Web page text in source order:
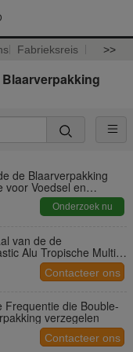
Fabrieksreis >>
de Blaarverpakking
voor Voedsel en
Onderzoek nu
van de de
Alu Tropische Multi -
Contacteer ons
Frequentie die Bouble-
verzegelen
Contacteer ons